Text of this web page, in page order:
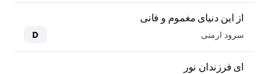
از این دنیای مغموم و فانی
سرود ارمنی D
ای فرزندان نور